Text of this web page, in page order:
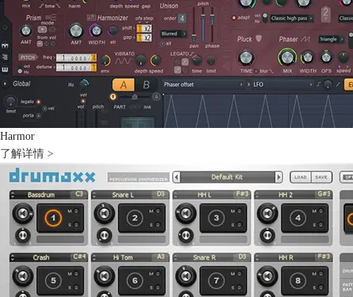
Harmor
了解详情 >